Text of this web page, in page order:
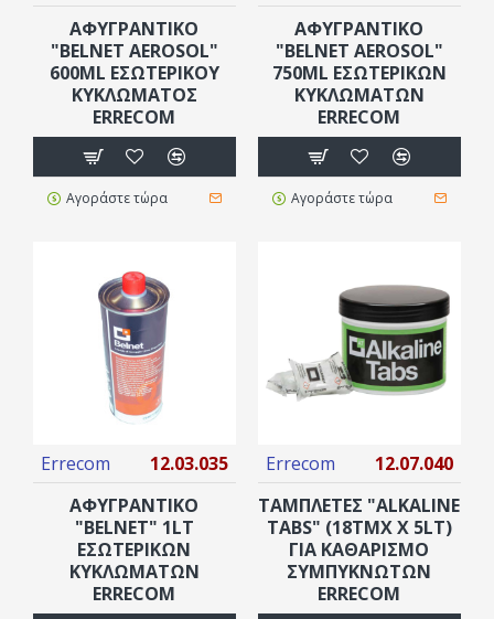
ΑΦΥΓΡΑΝΤΙΚΟ
"BELNET AEROSOL"
600ML ΕΣΩΤΕΡΙΚΟΎ
ΚΥΚΛΏΜΑΤΟΣ
ERRECOM
Αγοράστε τώρα
ΑΦΥΓΡΑΝΤΙΚΟ
"BELNET AEROSOL"
750ML ΕΣΩΤΕΡΙΚΏΝ
ΚΥΚΛΩΜΆΤΩΝ
ERRECOM
Αγοράστε τώρα
Errecom
12.03.035
ΑΦΥΓΡΑΝΤΙΚΟ
"BELNET" 1LT
ΕΣΩΤΕΡΙΚΏΝ
ΚΥΚΛΩΜΆΤΩΝ
ERRECOM
Errecom
12.07.040
ΤΑΜΠΛΈΤΕΣ "ALKALINE
TABS" (18ΤΜΧ X 5LT)
ΓΙΑ ΚΑΘΑΡΙΣΜΌ
ΣΥΜΠΥΚΝΩΤΏΝ
ERRECOM